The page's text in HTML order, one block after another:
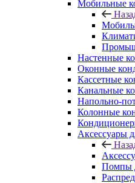
Мобильные
Настенные
Оконные
Кассетные
Канальные
Напольно-
Колонные
Аксессуары
Помпы